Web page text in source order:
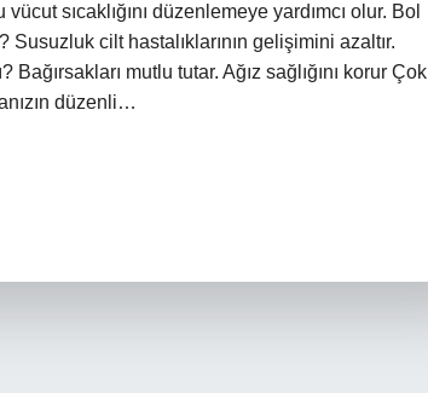
sıcaklığını düzenlemeye yardımcı olur. Bol
cilt hastalıklarının gelişimini azaltır.
mutlu tutar. Ağız sağlığını korur Çok
düzenli…